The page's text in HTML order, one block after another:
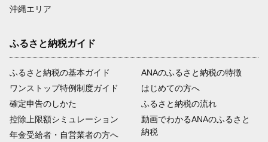
沖縄エリア
ふるさと納税ガイド
ふるさと納税の基本ガイド
ワンストップ特例制度ガイド
確定申告のしかた
控除上限額シミュレーション
年金受給者・自営業者の方へ
ANAのふるさと納税の特徴
はじめての方へ
ふるさと納税の流れ
動画でわかるANAのふるさと
納税